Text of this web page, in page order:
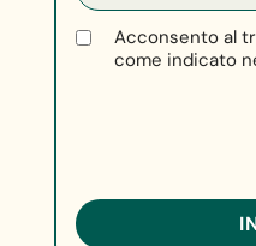
Acconsento al
come indicato